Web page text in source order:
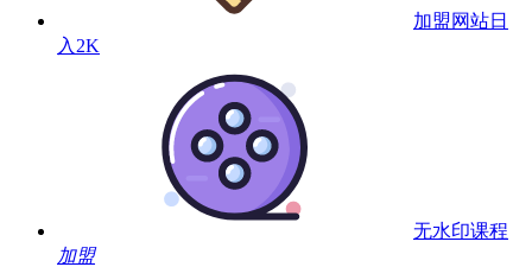
加盟网站日
入2K
无水印课程
加盟